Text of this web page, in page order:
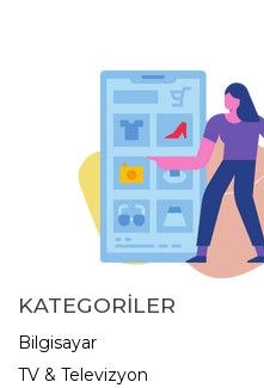
KATEGORİLER
Bilgisayar
TV & Televizyon